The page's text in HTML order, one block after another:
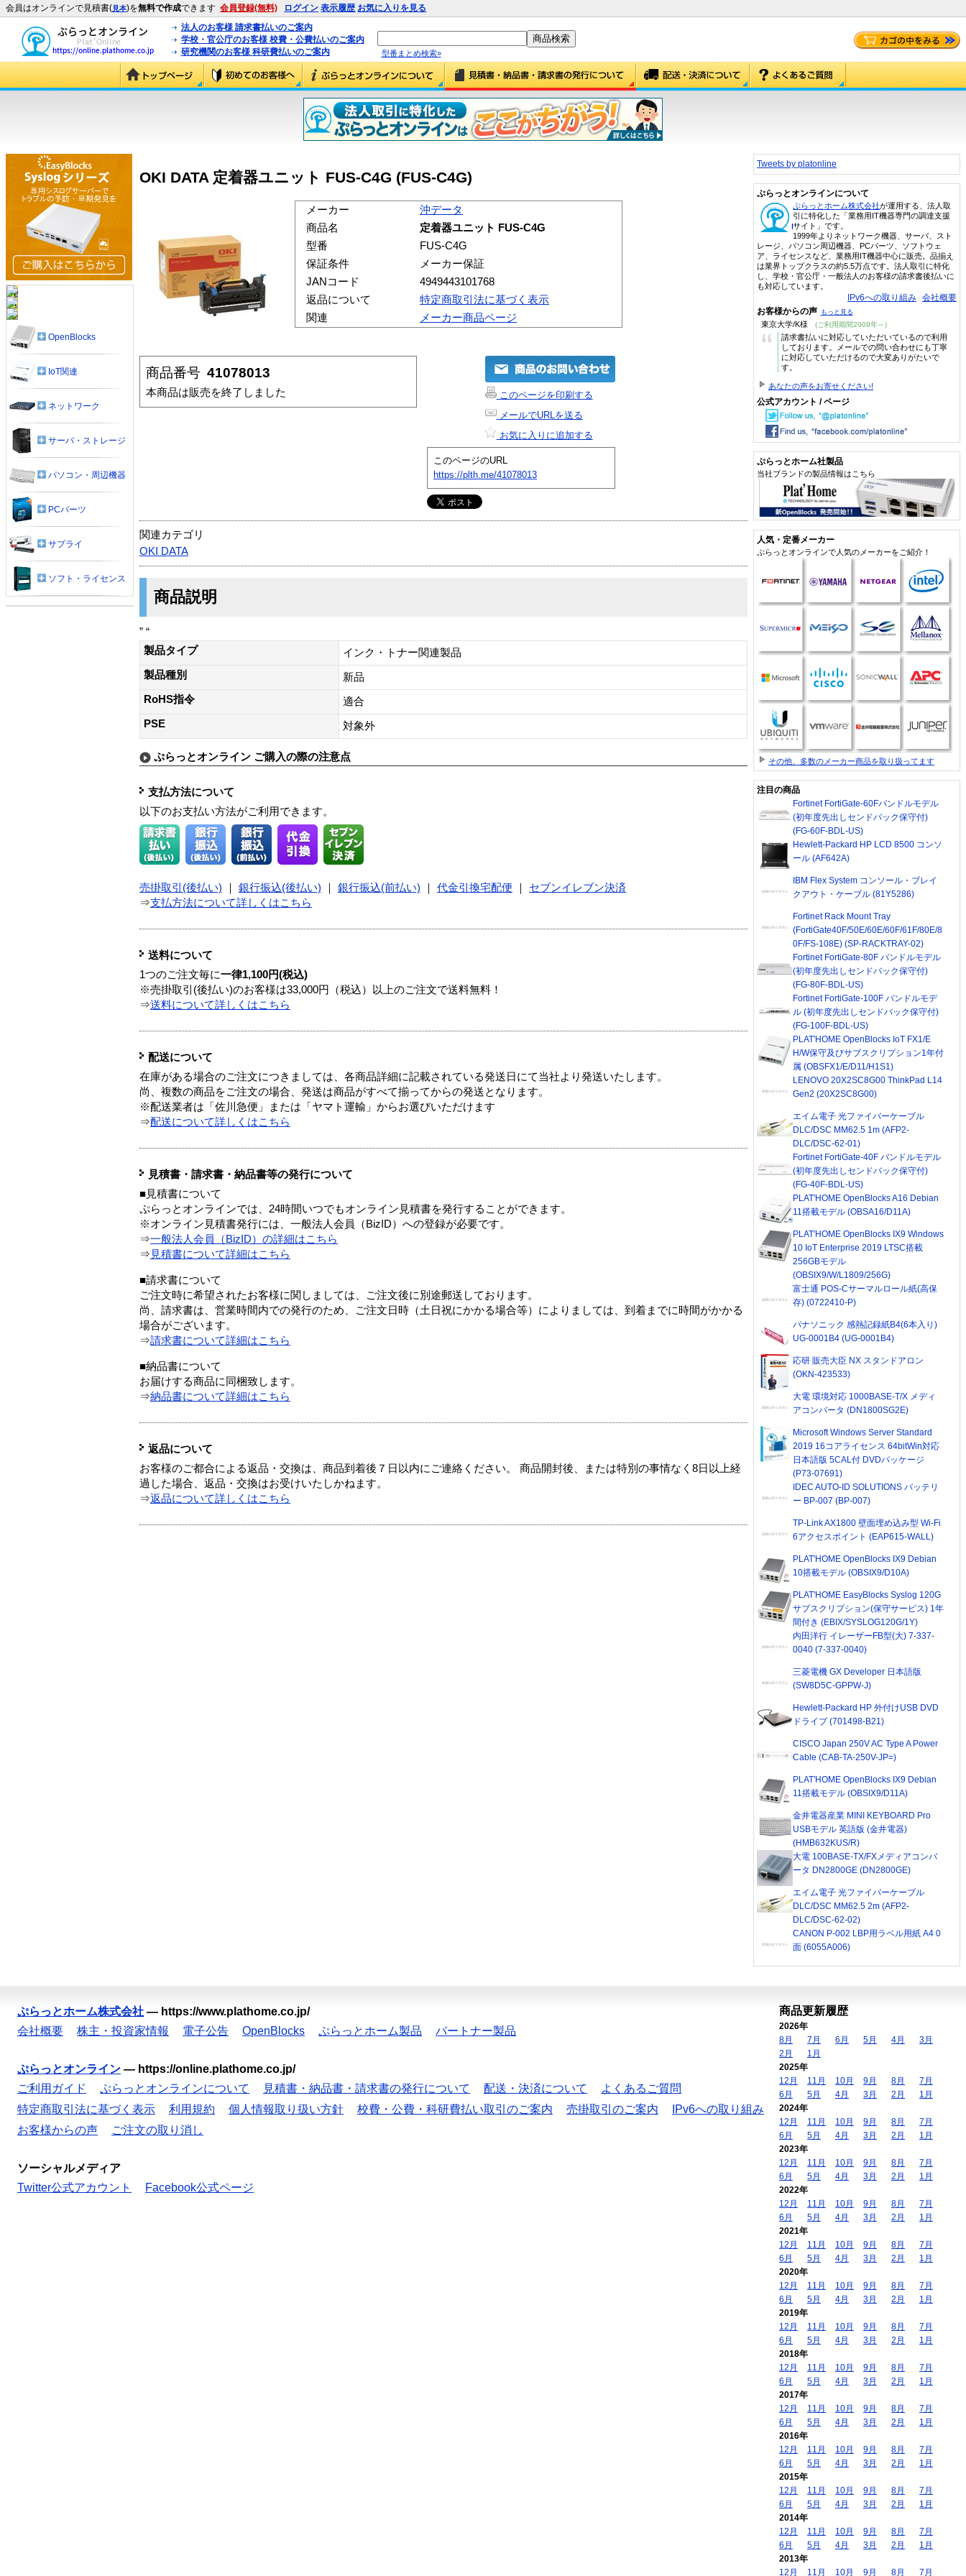
会員はオンラインで見積書(見本)を無料で作成できます 会員登録(無料) ログイン 表示履歴 お気に入りを見る
法人のお客様 請求書払いのご案内
学校・官公庁のお客様 校費・公費払いのご案内
研究機関のお客様 科研費払いのご案内
型番まとめ検索»
OKI DATA 定着器ユニット FUS-C4G (FUS-C4G)
メーカー
沖データ
商品名
定着器ユニット FUS-C4G
型番
FUS-C4G
保証条件
メーカー保証
JANコード
4949443101768
返品について
特定商取引法に基づく表示
関連
メーカー商品ページ
商品番号 41078013
本商品は販売を終了しました
このページを印刷する
メールでURLを送る
お気に入りに追加する
このページのURL
https://plth.me/41078013
関連カテゴリ
OKI DATA
商品説明
” “
製品タイプ
インク・トナー関連製品
製品種別
新品
RoHS指令
適合
PSE
対象外
ぷらっとオンライン ご購入の際の注意点
支払方法について
以下のお支払い方法がご利用できます。
売掛取引(後払い) 銀行振込(後払い) 銀行振込(前払い) 代金引換宅配便
セブンイレブン決済
⇒支払方法について詳しくはこちら
送料について
1つのご注文毎に一律1,100円(税込)
※売掛取引(後払い)のお客様は33,000円（税込）以上のご注文で送料無料！
⇒送料について詳しくはこちら
配送について
在庫がある場合のご注文につきましては、各商品詳細に記載されている発送日にて当社より発送いたします。
尚、複数の商品をご注文の場合、発送は商品がすべて揃ってからの発送となります。
※配送業者は「佐川急便」または「ヤマト運輸」からお選びいただけます
⇒配送について詳しくはこちら
見積書・請求書・納品書等の発行について
■見積書について
ぷらっとオンラインでは、24時間いつでもオンライン見積書を発行することができます。
※オンライン見積書発行には、一般法人会員（BizID）への登録が必要です。
⇒一般法人会員（BizID）の詳細はこちら
⇒ 見積書について詳細はこちら
■請求書について
ご注文時に希望されたお客様に関しましては、ご注文後に別途郵送しております。
尚、請求書は、営業時間内での発行のため、ご注文日時（土日祝にかかる場合等）によりましては、到着までに時間がかかる
場合がございます。
⇒請求書について詳細はこちら
■納品書について
お届けする商品に同梱致します。
⇒納品書について詳細はこちら
返品について
お客様のご都合による返品・交換は、商品到着後７日以内にご連絡ください。 商品開封後、または特別の事情なく8日以上経
過した場合、返品・交換はお受けいたしかねます。
⇒返品について詳しくはこちら
OpenBlocks
IoT関連
ネットワーク
サーバ・ストレージ
パソコン・周辺機器
PCパーツ
サプライ
ソフト・ライセンス
Tweets by platonline
ぷらっとオンラインについて
ぷらっとホーム株式会社が運用する、法人取
引に特化した「業務用IT機器専門の調達支援
サイト」です。
1999年よりネットワーク機器、サーバ、スト
レージ、パソコン周辺機器、PCパーツ、ソフトウェ
ア、ライセンスなど、業務用IT機器中心に販売。品揃え
は業界トップクラスの約5.5万点です。法人取引に特化
し、学校・官公庁・一般法人のお客様の請求書後払いに
も対応しています。
IPv6への取り組み 会社概要
お客様からの声 もっと見る
東京大学/K様 (ご利用期間2009年～)
“
請求書払いに対応していただいているので利用
しております。メールでの問い合わせにも丁寧
に対応していただけるので大変ありがたいで
す。
あなたの声をお寄せください!
公式アカウント / ページ
ぷらっとホーム社製品
当社ブランドの製品情報はこちら
人気・定番メーカー
ぷらっとオンラインで人気のメーカーをご紹介！
その他、多数のメーカー商品を取り扱ってます
注目の商品
Fortinet FortiGate-60Fバンドルモデル
(初年度先出しセンドバック保守付)
(FG-60F-BDL-US)
Hewlett-Packard HP LCD 8500 コンソ
ール (AF642A)
IBM Flex System コンソール・ブレイ
クアウト・ケーブル (81Y5286)
Fortinet Rack Mount Tray
(FortiGate40F/50E/60E/60F/61F/80E/8
0F/FS-108E) (SP-RACKTRAY-02)
Fortinet FortiGate-80F バンドルモデル
(初年度先出しセンドバック保守付)
(FG-80F-BDL-US)
Fortinet FortiGate-100F バンドルモデ
ル (初年度先出しセンドバック保守付)
(FG-100F-BDL-US)
PLAT'HOME OpenBlocks IoT FX1/E
H/W保守及びサブスクリプション1年付
属 (OBSFX1/E/D11/H1S1)
LENOVO 20X2SC8G00 ThinkPad L14
Gen2 (20X2SC8G00)
エイム電子 光ファイバーケーブル
DLC/DSC MM62.5 1m (AFP2-
DLC/DSC-62-01)
Fortinet FortiGate-40F バンドルモデル
(初年度先出しセンドバック保守付)
(FG-40F-BDL-US)
PLAT'HOME OpenBlocks A16 Debian
11搭載モデル (OBSA16/D11A)
PLAT'HOME OpenBlocks IX9 Windows
10 IoT Enterprise 2019 LTSC搭載
256GBモデル
(OBSIX9/W/L1809/256G)
富士通 POS-Cサーマルロール紙(高保
存) (0722410-P)
パナソニック 感熱記録紙B4(6本入り)
UG-0001B4 (UG-0001B4)
応研 販売大臣 NX スタンドアロン
(OKN-423533)
大電 環境対応 1000BASE-T/X メディ
アコンバータ (DN1800SG2E)
Microsoft Windows Server Standard
2019 16コアライセンス 64bitWin対応
日本語版 5CAL付 DVDパッケージ
(P73-07691)
IDEC AUTO-ID SOLUTIONS バッテリ
ー BP-007 (BP-007)
TP-Link AX1800 壁面埋め込み型 Wi-Fi
6アクセスポイント (EAP615-WALL)
PLAT'HOME OpenBlocks IX9 Debian
10搭載モデル (OBSIX9/D10A)
PLAT'HOME EasyBlocks Syslog 120G
サブスクリプション(保守サービス) 1年
間付き (EBIX/SYSLOG120G/1Y)
内田洋行 イレーザーFB型(大) 7-337-
0040 (7-337-0040)
三菱電機 GX Developer 日本語版
(SW8D5C-GPPW-J)
Hewlett-Packard HP 外付けUSB DVD
ドライブ (701498-B21)
CISCO Japan 250V AC Type A Power
Cable (CAB-TA-250V-JP=)
PLAT'HOME OpenBlocks IX9 Debian
11搭載モデル (OBSIX9/D11A)
金井電器産業 MINI KEYBOARD Pro
USBモデル 英語版 (金井電器)
(HMB632KUS/R)
大電 100BASE-TX/FXメディアコンバ
ータ DN2800GE (DN2800GE)
エイム電子 光ファイバーケーブル
DLC/DSC MM62.5 2m (AFP2-
DLC/DSC-62-02)
CANON P-002 LBP用ラベル用紙 A4 0
面 (6055A006)
ぷらっとホーム株式会社 — https://www.plathome.co.jp/
会社概要
株主・投資家情報 電子公告 OpenBlocks ぷらっとホーム製品 パートナー製品
ぷらっとオンライン — https://online.plathome.co.jp/
ご利用ガイド
ぷらっとオンラインについて 見積書・納品書・請求書の発行について 配送・決済について
よくあるご質問
特定商取引法に基づく表示
利用規約 個人情報取り扱い方針 校費・公費・科研費払い取引のご案内 売掛取引のご案内
IPv6への取り組み
お客様からの声
ご注文の取り消し
ソーシャルメディア
Twitter公式アカウント
Facebook公式ページ
商品更新履歴
2026年
8月
7月 6月 5月 4月
3月
2月
1月
2025年
12月
11月 10月 9月 8月
7月
6月
5月 4月 3月 2月
1月
2024年
12月
11月 10月 9月 8月
7月
6月
5月 4月 3月 2月
1月
2023年
12月
11月 10月 9月 8月
7月
6月
5月 4月 3月 2月
1月
2022年
12月
11月 10月 9月 8月
7月
6月
5月 4月 3月 2月
1月
2021年
12月
11月 10月 9月 8月
7月
6月
5月 4月 3月 2月
1月
2020年
12月
11月 10月 9月 8月
7月
6月
5月 4月 3月 2月
1月
2019年
12月
11月 10月 9月 8月
7月
6月
5月 4月 3月 2月
1月
2018年
12月
11月 10月 9月 8月
7月
6月
5月 4月 3月 2月
1月
2017年
12月
11月 10月 9月 8月
7月
6月
5月 4月 3月 2月
1月
2016年
12月
11月 10月 9月 8月
7月
6月
5月 4月 3月 2月
1月
2015年
12月
11月 10月 9月 8月
7月
6月
5月 4月 3月 2月
1月
2014年
12月
11月 10月 9月 8月
7月
6月
5月 4月 3月 2月
1月
2013年
12月
11月 10月 9月 8月 7月